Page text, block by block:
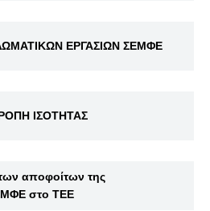
ΕΡΓΑΣΙΩΝ ΣΕΜΦΕ
ΙΣΟΤΗΤΑΣ
αποφοίτων της
στο ΤΕΕ